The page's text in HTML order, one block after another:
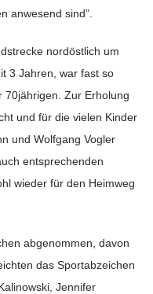
anwesend sind”.
nordöstlich um
3 Jahren, war fast so
70jährigen. Zur Erholung
und für die vielen Kinder
und Wolfgang Vogler
entsprechenden
wieder für den Heimweg
abgenommen, davon
das Sportabzeichen
Jennifer